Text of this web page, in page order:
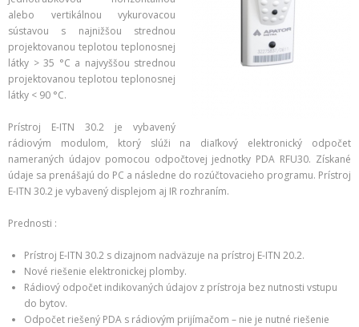
alebo vertikálnou vykurovacou
sústavou s najnižšou strednou
projektovanou teplotou teplonosnej
látky > 35 °C a najvyššou strednou
projektovanou teplotou teplonosnej
látky < 90 °C.
Prístroj E-ITN 30.2 je vybavený
rádiovým modulom, ktorý slúži na diaľkový elektronický odpočet
nameraných údajov pomocou odpočtovej jednotky PDA RFU30. Získané
údaje sa prenášajú do PC a následne do rozúčtovacieho programu. Prístroj
E-ITN 30.2 je vybavený displejom aj IR rozhraním.
Prednosti :
Prístroj E-ITN 30.2 s dizajnom nadväzuje na prístroj E-ITN 20.2.
Nové riešenie elektronickej plomby.
Rádiový odpočet indikovaných údajov z prístroja bez nutnosti vstupu
do bytov.
Odpočet riešený PDA s rádiovým prijímačom – nie je nutné riešenie